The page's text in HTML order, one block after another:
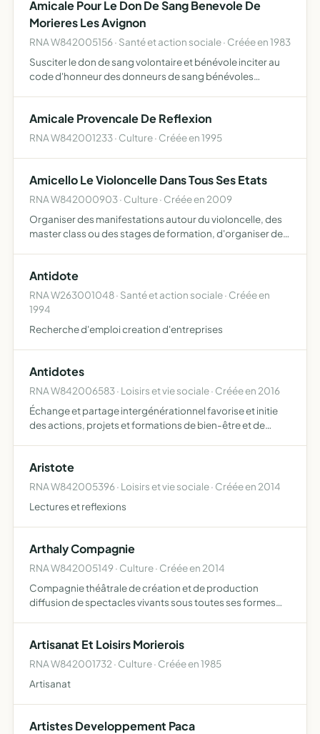
Amicale Pour Le Don De Sang Benevole De
Morieres Les Avignon
RNA W842005156 · Santé et action sociale · Créée en 1983
Susciter le don de sang volontaire et bénévole inciter au
code d'honneur des donneurs de sang bénévoles
Amicale Provencale De Reflexion
RNA W842001233 · Culture · Créée en 1995
Amicello Le Violoncelle Dans Tous Ses Etats
RNA W842000903 · Culture · Créée en 2009
Organiser des manifestations autour du violoncelle, des
master class ou des stages de formation, d'organiser des
Antidote
RNA W263001048 · Santé et action sociale · Créée en
1994
Recherche d'emploi creation d'entreprises
Antidotes
RNA W842006583 · Loisirs et vie sociale · Créée en 2016
Échange et partage intergénérationnel favorise et initie
des actions, projets et formations de bien-être et de
Aristote
RNA W842005396 · Loisirs et vie sociale · Créée en 2014
Lectures et reflexions
Arthaly Compagnie
RNA W842005149 · Culture · Créée en 2014
Compagnie théâtrale de création et de production
diffusion de spectacles vivants sous toutes ses formes
Artisanat Et Loisirs Morierois
RNA W842001732 · Culture · Créée en 1985
Artisanat
Artistes Developpement Paca